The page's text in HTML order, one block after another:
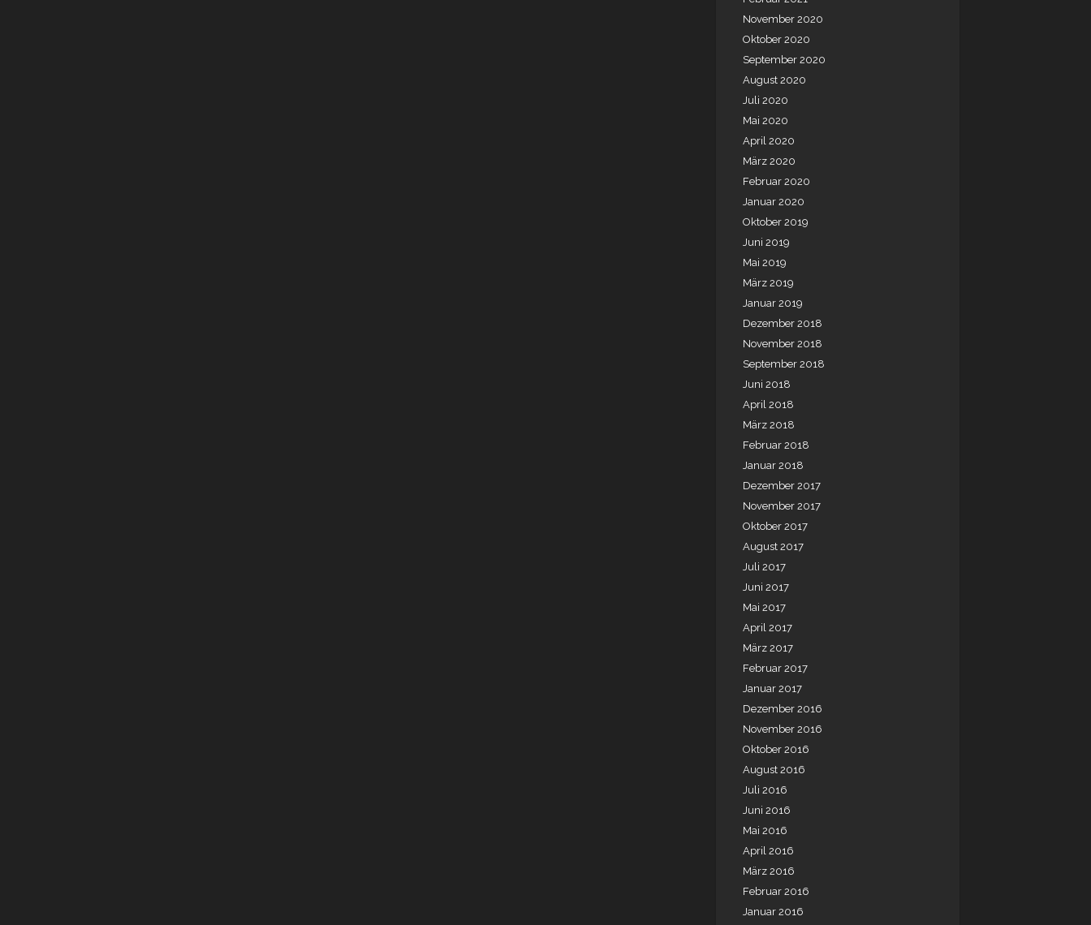
November 2020
Oktober 2020
September 2020
August 2020
Juli 2020
Mai 2020
April 2020
März 2020
Februar 2020
Januar 2020
Oktober 2019
Juni 2019
Mai 2019
März 2019
Januar 2019
Dezember 2018
November 2018
September 2018
Juni 2018
April 2018
März 2018
Februar 2018
Januar 2018
Dezember 2017
November 2017
Oktober 2017
August 2017
Juli 2017
Juni 2017
Mai 2017
April 2017
März 2017
Februar 2017
Januar 2017
Dezember 2016
November 2016
Oktober 2016
August 2016
Juli 2016
Juni 2016
Mai 2016
April 2016
März 2016
Februar 2016
Januar 2016